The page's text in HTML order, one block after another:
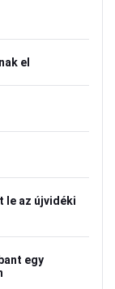
el
le az újvidéki
egy